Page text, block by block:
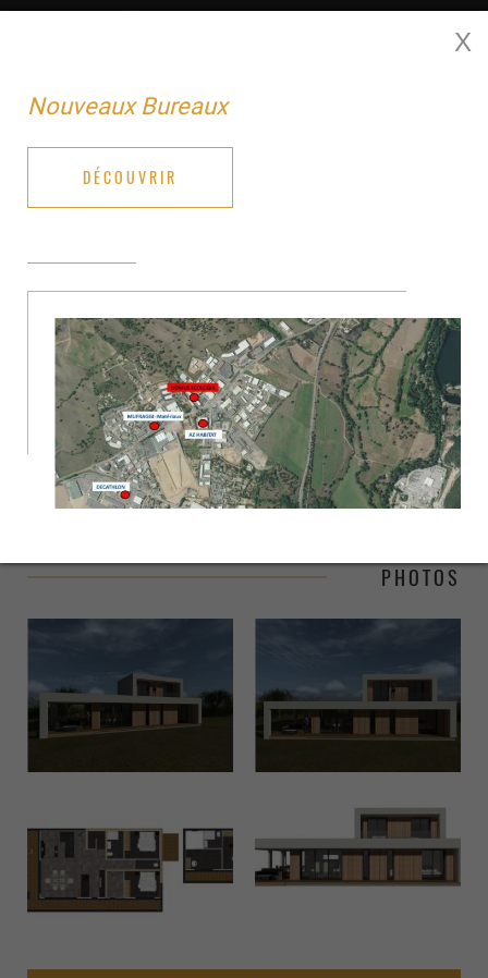
X
Nouveaux Bureaux
DÉCOUVRIR
T4 - 116 M² - ETAGE
PHOTOS